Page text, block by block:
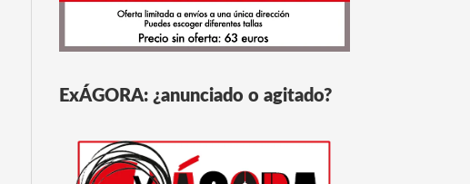
ExÁGORA: ¿anunciado o agitado?